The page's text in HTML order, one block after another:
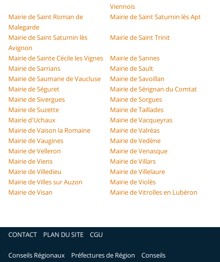
Viennois
Mairie de Saint Roman de
Malegarde
Mairie de Saint Saturnin lès Apt
Mairie de Saint Saturnin lès
Avignon
Mairie de Saint Trinit
Mairie de Sainte Cécile les Vignes
Mairie de Sannes
Mairie de Sarrians
Mairie de Sault
Mairie de Saumane de Vaucluse
Mairie de Savoillan
Mairie de Séguret
Mairie de Sérignan du Comtat
Mairie de Sivergues
Mairie de Sorgues
Mairie de Suzette
Mairie de Taillades
Mairie d'Uchaux
Mairie de Vacqueyras
Mairie de Vaison la Romaine
Mairie de Valréas
Mairie de Vaugines
Mairie de Vedène
Mairie de Velleron
Mairie de Venasque
Mairie de Viens
Mairie de Villars
Mairie de Villedieu
Mairie de Villelaure
Mairie de Villes sur Auzon
Mairie de Violès
Mairie de Visan
Mairie de Vitrolles en Lubéron
CONTACT PLAN DU SITE CGU
Conseils Régionaux Préfectures de Région
Conseils